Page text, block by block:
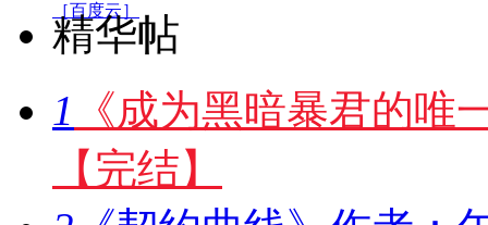
［百度云］
精华帖
1
《成为黑暗暴君的
【完结】